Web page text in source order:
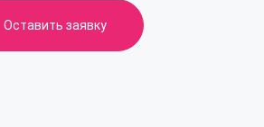
Оставить заявку